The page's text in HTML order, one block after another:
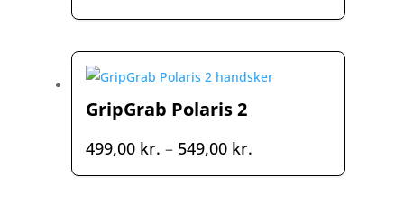
449,00 kr.
GripGrab Polaris 2
499,00 kr. – 549,00 kr.Prisinterval:
499,00 kr.